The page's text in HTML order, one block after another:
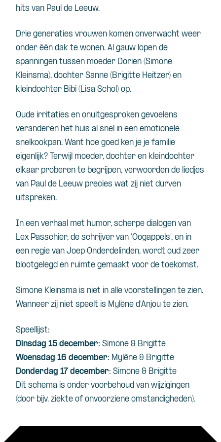
hits van Paul de Leeuw.
Drie generaties vrouwen komen onverwacht weer
onder één dak te wonen. Al gauw lopen de
spanningen tussen moeder Dorien (Simone
Kleinsma), dochter Sanne (Brigitte Heitzer) en
kleindochter Bibi (Lisa Schol) op.
Oude irritaties en onuitgesproken gevoelens
veranderen het huis al snel in een emotionele
snelkookpan. Want hoe goed ken je je familie
eigenlijk? Terwijl moeder, dochter en kleindochter
elkaar proberen te begrijpen, verwoorden de liedjes
van Paul de Leeuw precies wat zij niet durven
uitspreken.
In een verhaal met humor, scherpe dialogen van
Lex Passchier, de schrijver van ‘Oogappels’, en in
een regie van Joep Onderdelinden, wordt oud zeer
blootgelegd en ruimte gemaakt voor de toekomst.
Simone Kleinsma is niet in alle voorstellingen te zien.
Wanneer zij niet speelt is Mylène d’Anjou te zien.
Speellijst:
Dinsdag 15 december: Simone & Brigitte
Woensdag 16 december: Mylène & Brigitte
Donderdag 17 december: Simone & Brigitte
Dit schema is onder voorbehoud van wijzigingen
(door bijv. ziekte of onvoorziene omstandigheden).